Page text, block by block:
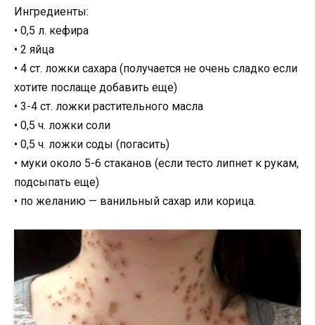
Ингредиенты:
• 0,5 л. кефира
• 2 яйца
• 4 ст. ложки сахара (получается не очень сладко если
хотите послаще добавить еще)
• 3-4 ст. ложки растительного масла
• 0,5 ч. ложки соли
• 0,5 ч. ложки соды (погасить)
• муки около 5-6 стаканов (если тесто липнет к рукам,
подсыпать еще)
• по желанию — ванильный сахар или корица.